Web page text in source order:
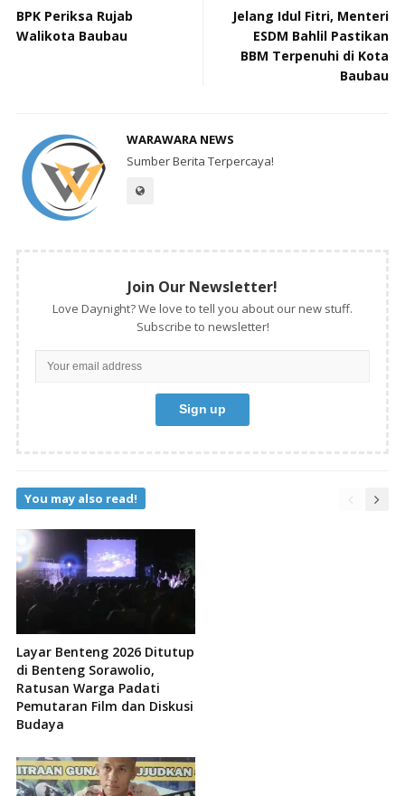
BPK Periksa Rujab
Walikota Baubau
Jelang Idul Fitri, Menteri
ESDM Bahlil Pastikan
BBM Terpenuhi di Kota
Baubau
WARAWARA NEWS
Sumber Berita Terpercaya!
Join Our Newsletter!
Love Daynight? We love to tell you about our new stuff.
Subscribe to newsletter!
You may also read!
Layar Benteng 2026 Ditutup
di Benteng Sorawolio,
Ratusan Warga Padati
Pemutaran Film dan Diskusi
Budaya